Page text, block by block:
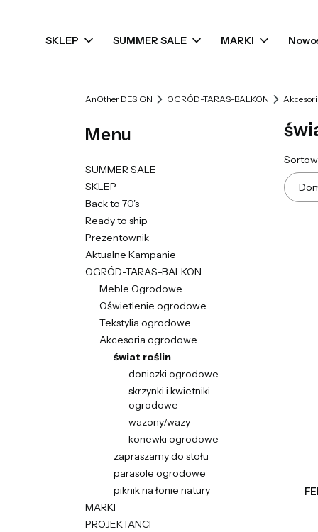
SKLEP SUMMER SALE MARKI
AnOther DESIGN OGRÓD-TARAS-BALKON
Menu
SUMMER SALE
SKLEP
Back to 70's
Ready to ship
Prezentownik
Aktualne Kampanie
OGRÓD-TARAS-BALKON
Meble Ogrodowe
Oświetlenie ogrodowe
Tekstylia ogrodowe
Akcesoria ogrodowe
świat roślin
doniczki ogrodowe
skrzynki i kwietniki
ogrodowe
wazony/wazy
konewki ogrodowe
zapraszamy do stołu
parasole ogrodowe
piknik na łonie natury
MARKI
PROJEKTANCI